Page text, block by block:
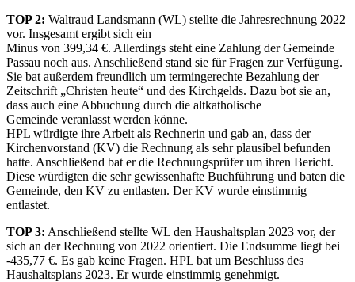
TOP 2: Waltraud Landsmann (WL) stellte die Jahresrechnung 2022
vor. Insgesamt ergibt sich ein
Minus von 399,34 €. Allerdings steht eine Zahlung der Gemeinde
Passau noch aus. Anschließend stand sie für Fragen zur Verfügung.
Sie bat außerdem freundlich um termingerechte Bezahlung der
Zeitschrift „Christen heute“ und des Kirchgelds. Dazu bot sie an,
dass auch eine Abbuchung durch die altkatholische
Gemeinde veranlasst werden könne.
HPL würdigte ihre Arbeit als Rechnerin und gab an, dass der
Kirchenvorstand (KV) die Rechnung als sehr plausibel befunden
hatte. Anschließend bat er die Rechnungsprüfer um ihren Bericht.
Diese würdigten die sehr gewissenhafte Buchführung und baten die
Gemeinde, den KV zu entlasten. Der KV wurde einstimmig
entlastet.
TOP 3: Anschließend stellte WL den Haushaltsplan 2023 vor, der
sich an der Rechnung von 2022 orientiert. Die Endsumme liegt bei
-435,77 €. Es gab keine Fragen. HPL bat um Beschluss des
Haushaltsplans 2023. Er wurde einstimmig genehmigt.